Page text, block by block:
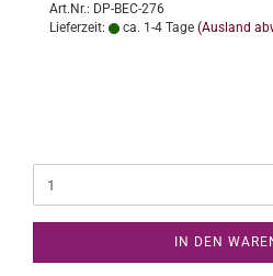
Art.Nr.: DP-BEC-276
Lieferzeit:
ca. 1-4 Tage (Ausland
IN DEN